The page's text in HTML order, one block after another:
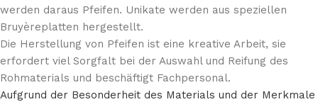
werden daraus Pfeifen. Unikate werden aus speziellen
Bruyèreplatten hergestellt.
Die Herstellung von Pfeifen ist eine kreative Arbeit, sie
erfordert viel Sorgfalt bei der Auswahl und Reifung des
Rohmaterials und beschäftigt Fachpersonal.
Aufgrund der Besonderheit des Materials und der Merkmale